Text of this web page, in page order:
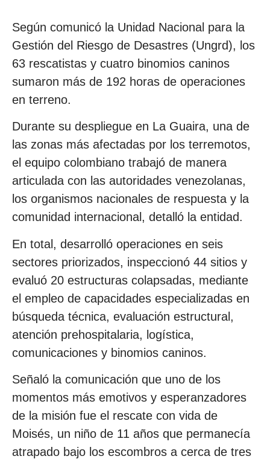
Según comunicó la Unidad Nacional para la
Gestión del Riesgo de Desastres (Ungrd), los
63 rescatistas y cuatro binomios caninos
sumaron más de 192 horas de operaciones
en terreno.
Durante su despliegue en La Guaira, una de
las zonas más afectadas por los terremotos,
el equipo colombiano trabajó de manera
articulada con las autoridades venezolanas,
los organismos nacionales de respuesta y la
comunidad internacional, detalló la entidad.
En total, desarrolló operaciones en seis
sectores priorizados, inspeccionó 44 sitios y
evaluó 20 estructuras colapsadas, mediante
el empleo de capacidades especializadas en
búsqueda técnica, evaluación estructural,
atención prehospitalaria, logística,
comunicaciones y binomios caninos.
Señaló la comunicación que uno de los
momentos más emotivos y esperanzadores
de la misión fue el rescate con vida de
Moisés, un niño de 11 años que permanecía
atrapado bajo los escombros a cerca de tres